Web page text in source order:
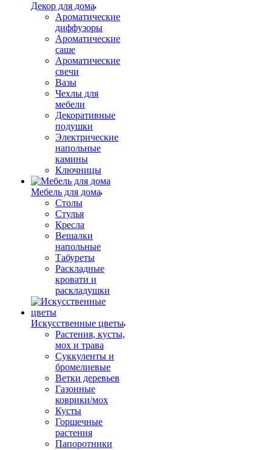
Декор для дома
Ароматические
диффузоры
Ароматические
саше
Ароматические
свечи
Вазы
Чехлы для
мебели
Декоративные
подушки
Электрические
напольные
камины
Ключницы
Мебель для дома
Столы
Стулья
Кресла
Вешалки
напольные
Табуреты
Раскладные
кровати и
раскладушки
Искусственные цветы
Растения, кусты,
мох и трава
Суккуленты и
бромелиевые
Ветки деревьев
Газонные
коврики/мох
Кусты
Горшечные
растения
Папоротники